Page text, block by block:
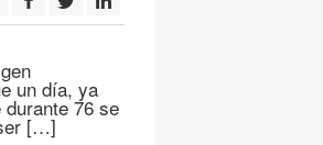
un día, ya
76 se
[…]